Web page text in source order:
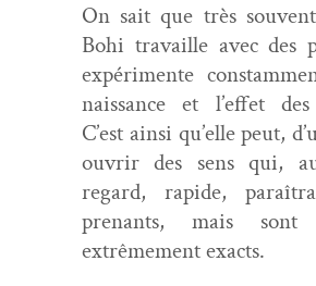
On sait que très
Bohi tra­vaille avec des
expéri­mente
nais­sance et l’effet
C’est ain­si qu’elle peut,
ouvrir des sens qui,
regard, rapi­de,
prenants, mais
extrême­ment exacts.